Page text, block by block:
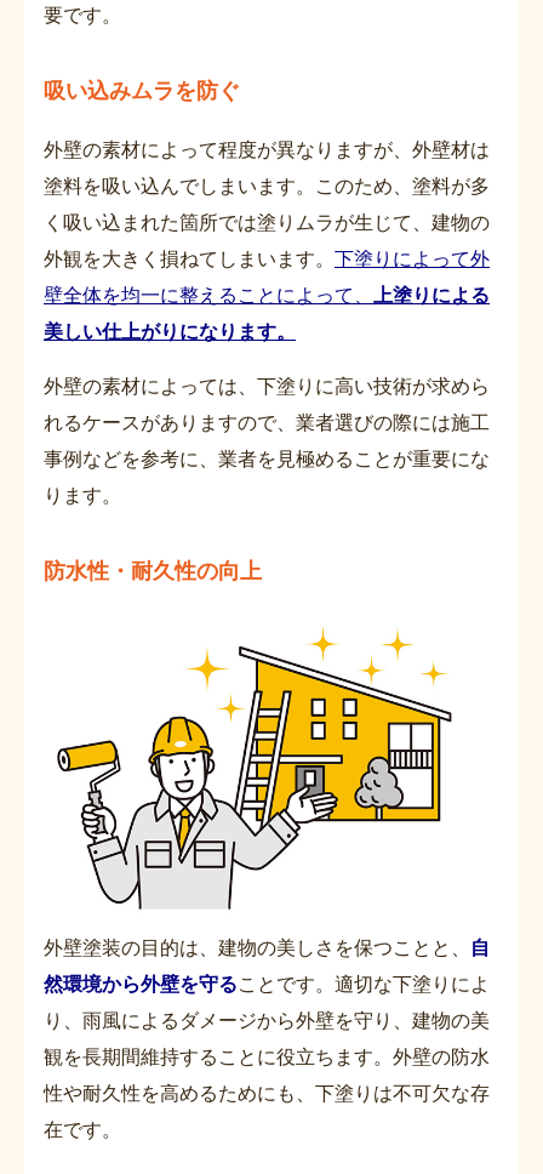
要です。
吸い込みムラを防ぐ
外壁の素材によって程度が異なりますが、外壁材は
塗料を吸い込んでしまいます。このため、塗料が多
く吸い込まれた箇所では塗りムラが生じて、建物の
外観を大きく損ねてしまいます。 下塗りによって外
壁全体を均一に整えることによって、
上塗りによる
美しい仕上がりになります。
外壁の素材によっては、下塗りに高い技術が求めら
れるケースがありますので、業者選びの際には施工
事例などを参考に、業者を見極めることが重要にな
ります。
防水性・耐久性の向上
外壁塗装の目的は、建物の美しさを保つことと、 自
然環境から外壁を守ることです。適切な下塗りによ
り、雨風によるダメージから外壁を守り、建物の美
観を長期間維持することに役立ちます。外壁の防水
性や耐久性を高めるためにも、下塗りは不可欠な存
在です。